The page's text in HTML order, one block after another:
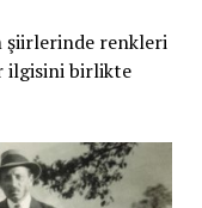
şiirlerinde renkleri
ilgisini birlikte